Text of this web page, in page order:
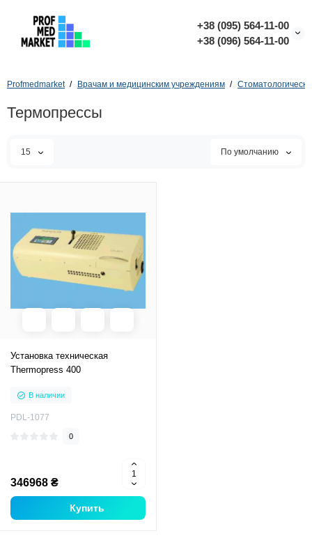
+38 (095) 564-11-00
+38 (096) 564-11-00
Profmedmarket Врачам и медицинским учреждениям
Термопрессы
15 По умолчанию
Установка техническая
Thermopress 400
В наличии
PDL-1077
0
346968 ₴
Купить